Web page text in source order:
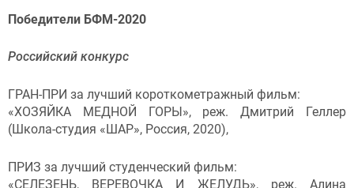
Победители БФМ-2020
Российский конкурс
ГРАН-ПРИ за лучший короткометражный фильм:
«ХОЗЯЙКА МЕДНОЙ ГОРЫ», реж. Дмитрий Геллер
(Школа-студия «ШАР», Россия, 2020),
ПРИЗ за лучший студенческий фильм:
«СЕЛЕЗЕНЬ, ВЕРЕВОЧКА И ЖЕЛУДЬ», реж. Алина